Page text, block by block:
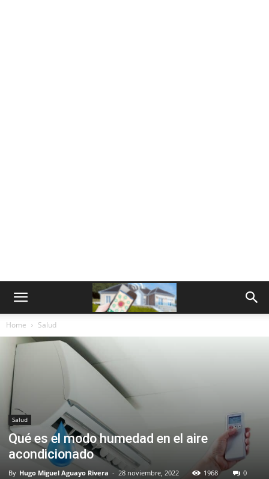
Home Salud
Salud
Qué es el modo humedad en el aire
acondicionado
By Hugo Miguel Aguayo Rivera - 28 noviembre, 2022 1968 0